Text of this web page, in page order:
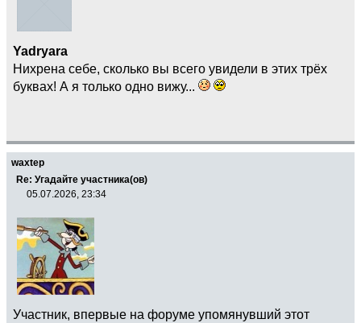
Yadryara
Нихрена себе, сколько вы всего увидели в этих трёх
буквах! А я только одно вижу...
waxtep
Re: Угадайте участника(ов)
05.07.2026, 23:34
Участник, впервые на форуме упомянувший этот